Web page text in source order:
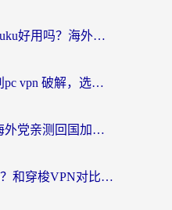
ChickCN和Unblock Youku好用吗？海外党亲测3款回国加速器，附iOS免费选择指南
海外党避坑指南：告别pc vpn 破解，选对回国加速器轻松访问国内资源
穿梭和海龟哪个好？海外党亲测回国加速器，附电脑免费VPN推荐
Quickback VPN好用吗？和穿梭VPN对比哪个回国效果更好？海外党必看的真实测评与选择指南